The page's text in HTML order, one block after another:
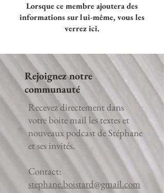
Lorsque ce membre ajoutera des
informations sur lui-même, vous les
verrez ici.
Rejoignez notre
communauté
Recevez directement dans
votre boite mail les textes et
nouveaux podcast de Stéphane
et ses invités.
Contact:
stephane.boistard@gmail.com